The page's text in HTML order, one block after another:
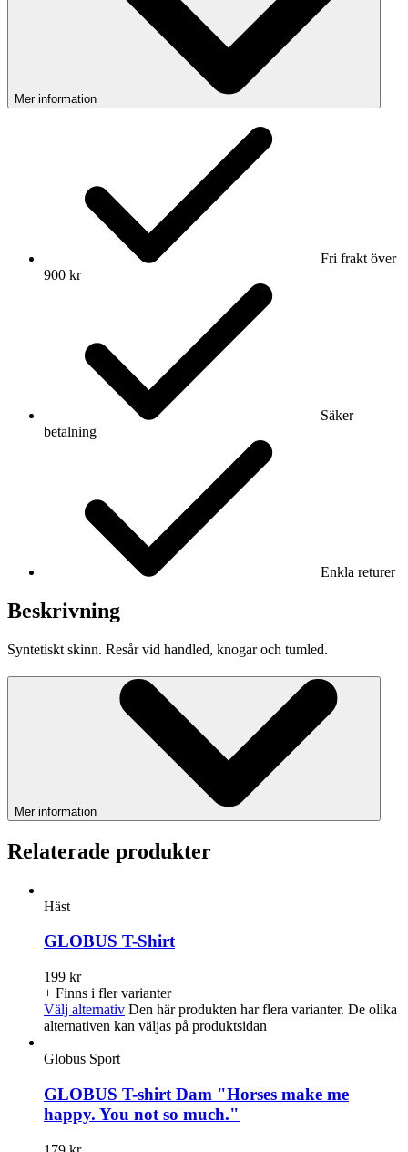
Mer information
Fri frakt över
900 kr
Säker
betalning
Enkla returer
Beskrivning
Syntetiskt skinn. Resår vid handled, knogar och tumled.
Mer information
Relaterade produkter
Häst
GLOBUS T-Shirt
199 kr
+ Finns i fler varianter
Välj alternativ Den här produkten har flera varianter. De olika
alternativen kan väljas på produktsidan
Globus Sport
GLOBUS T-shirt Dam "Horses make me
happy. You not so much."